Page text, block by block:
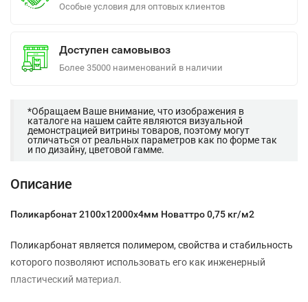
Особые условия для оптовых клиентов
Доступен самовывоз
Более 35000 наименований в наличии
*Обращаем Ваше внимание, что изображения в
каталоге на нашем сайте являются визуальной
демонстрацией витрины товаров, поэтому могут
отличаться от реальных параметров как по форме так
и по дизайну, цветовой гамме.
Описание
Поликарбонат 2100х12000х4мм Новаттро 0,75 кг/м2
Поликарбонат является полимером, свойства и стабильность
которого позволяют использовать его как инженерный
пластический материал.